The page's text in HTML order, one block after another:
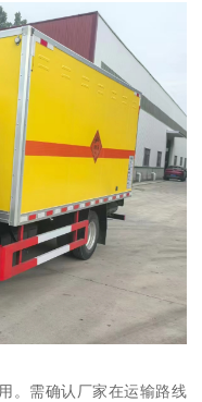
。需确认厂家在运输路线